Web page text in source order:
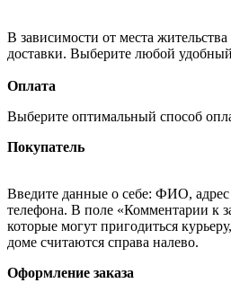
В зависимости от места
доставки. Выберите любой
Оплата
Выберите оптимальный способ
Покупатель
Введите данные о себе: ФИО, адрес
телефона. В поле «Комментарии к
которые могут пригодиться
доме считаются справа налево.
Оформление заказа